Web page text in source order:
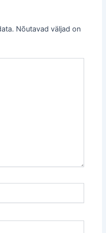
Nõutavad väljad on